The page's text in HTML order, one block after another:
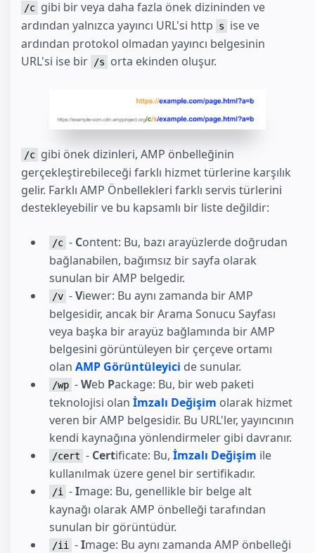
/c gibi bir veya daha fazla önek dizininden ve
ardından yalnızca yayıncı URL'si http
s
ise ve
ardından protokol olmadan yayıncı belgesinin
URL'si ise bir /s orta ekinden oluşur.
/c gibi önek dizinleri, AMP önbelleğinin
gerçekleştirebileceği farklı hizmet türlerine karşılık
gelir. Farklı AMP Önbellekleri farklı servis türlerini
destekleyebilir ve bu kapsamlı bir liste değildir:
/c - Content: Bu, bazı arayüzlerde doğrudan
bağlanabilen, bağımsız bir sayfa olarak
sunulan bir AMP belgedir.
/v -Viewer: Bu aynı zamanda bir AMP
belgesidir, ancak bir Arama Sonucu Sayfası
veya başka bir arayüz bağlamında bir AMP
belgesini görüntüleyen bir çerçeve ortamı
olan AMP Görüntüleyici de sunular.
/wp -Web Package: Bu, bir web paketi
teknolojisi olan İmzalı Değişim olarak hizmet
veren bir AMP belgesidir. Bu URL'ler, yayıncının
kendi kaynağına yönlendirmeler gibi davranır.
/cert - Certificate: Bu, İmzalı Değişim ile
kullanılmak üzere genel bir sertifikadır.
/i -Image: Bu, genellikle bir belge alt
kaynağı olarak AMP önbelleği tarafından
sunulan bir görüntüdür.
/ii -Image: Bu aynı zamanda AMP önbelleği